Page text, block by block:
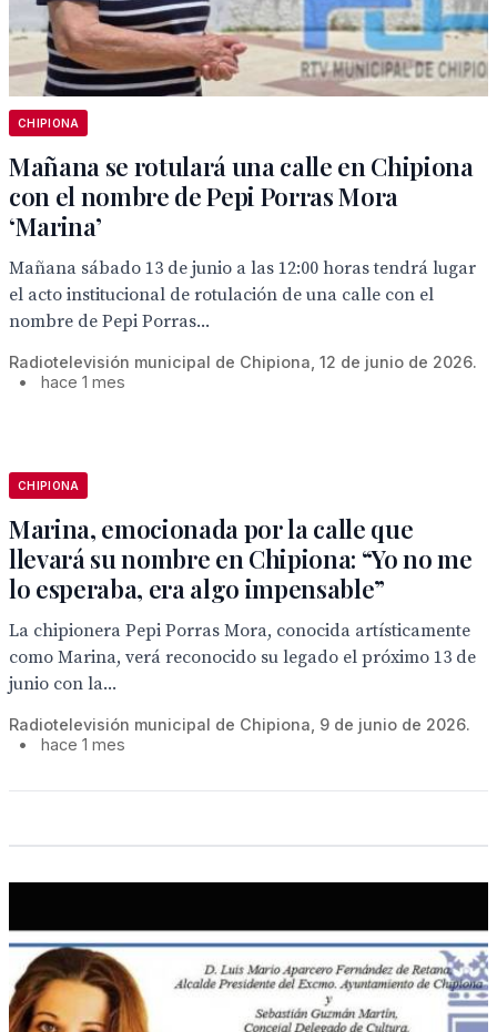
CHIPIONA
Mañana se rotulará una calle en Chipiona
con el nombre de Pepi Porras Mora
‘Marina’
Mañana sábado 13 de junio a las 12:00 horas tendrá lugar
el acto institucional de rotulación de una calle con el
nombre de Pepi Porras...
Radiotelevisión municipal de Chipiona, 12 de junio de 2026.
•
hace 1 mes
CHIPIONA
Marina, emocionada por la calle que
llevará su nombre en Chipiona: “Yo no me
lo esperaba, era algo impensable”
La chipionera Pepi Porras Mora, conocida artísticamente
como Marina, verá reconocido su legado el próximo 13 de
junio con la...
Radiotelevisión municipal de Chipiona, 9 de junio de 2026.
•
hace 1 mes